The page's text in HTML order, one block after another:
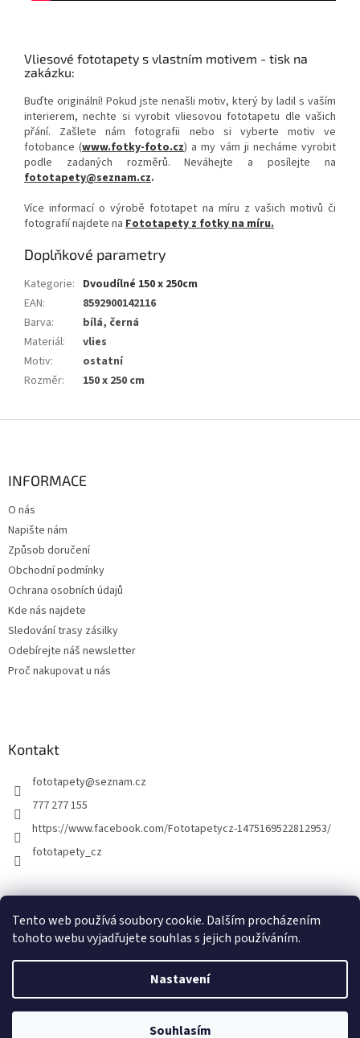
Tento web používá soubory cookie. Dalším procházením
tohoto webu vyjadřujete souhlas s jejich používáním.
Nastavení
Souhlasím
Vliesové fototapety s vlastním motivem - tisk na
zakázku:
Buďte originální! Pokud jste nenašli motiv, který by ladil s vaším
interierem, nechte si vyrobit vliesovou fototapetu dle vašich
přání. Zašlete nám fotografii nebo si vyberte motiv ve
fotobance (www.fotky-foto.cz) a my vám ji necháme vyrobit
podle zadaných rozměrů. Neváhejte a posílejte na
fototapety@seznam.cz.
Více informací o výrobě fototapet na míru z vašich motivů či
fotografií najdete na Fototapety z fotky na míru.
Doplňkové parametry
Kategorie: Dvoudílné 150 x 250cm
EAN:
8592900142116
Barva:
bílá, černá
Materiál:
vlies
Motiv:
ostatní
Rozměr: 150 x 250 cm
INFORMACE
O nás
Napište nám
Způsob doručení
Obchodní podmínky
Ochrana osobních údajů
Kde nás najdete
Sledování trasy zásilky
Odebírejte náš newsletter
Proč nakupovat u nás
Kontakt
fototapety@seznam.cz
777 277 155
https://www.facebook.com/Fototapetycz-1475169522812953/
fototapety_cz
Vytvořil Shoptet
FOTOTAPETY.CZ. Všechna práva vyhrazena.